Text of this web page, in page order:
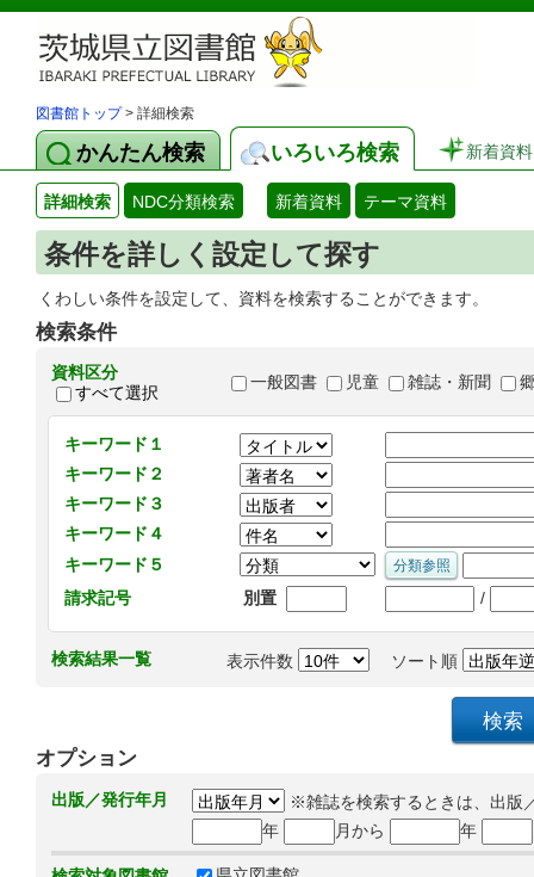
図書館トップ> 詳細検索
かんたん検索 いろいろ検索 新着資料
詳細検索 NDC分類検索 新着資料 テーマ資料
条件を詳しく設定して探す
くわしい条件を設定して、資料を検索することができます。
検索条件
資料区分
すべて選択
一般図書 児童 雑誌・新聞
キーワード１
キーワード２
キーワード３
キーワード４
キーワード５
請求記号
別置 /
検索結果一覧 表示件数 ソート順
オプション
出版／発行年月
※雑誌を検索するときは、出版
年
月から 年